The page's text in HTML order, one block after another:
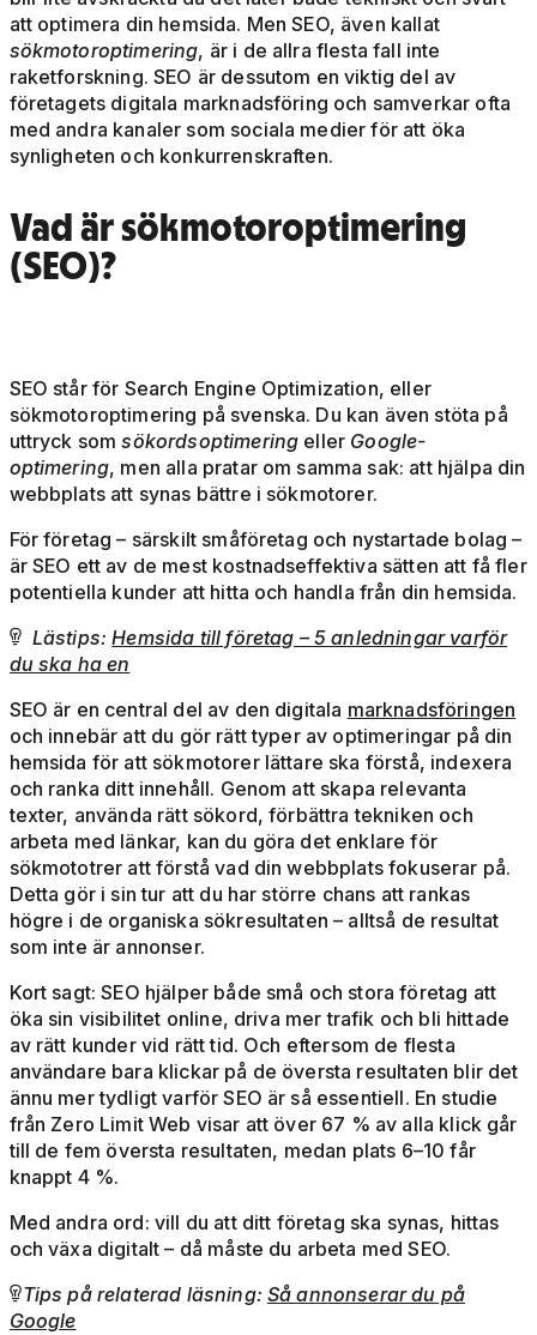
att optimera din hemsida. Men SEO, även kallat
sökmotoroptimering, är i de allra flesta fall inte
raketforskning. SEO är dessutom en viktig del av
företagets digitala marknadsföring och samverkar ofta
med andra kanaler som sociala medier för att öka
synligheten och konkurrenskraften.
Vad är sökmotoroptimering
(SEO)?
SEO står för Search Engine Optimization, eller
sökmotoroptimering på svenska. Du kan även stöta på
uttryck somsökordsoptimering eller Google-
optimering, men alla pratar om samma sak: att hjälpa din
webbplats att synas bättre i sökmotorer.
För företag – särskilt småföretag och nystartade bolag –
är SEO ett av de mest kostnadseffektiva sätten att få fler
potentiella kunder att hitta och handla från din hemsida.
 Lästips: Hemsida till företag – 5 anledningar varför
du ska ha en
SEO är en central del av den digitala marknadsföringen
och innebär att du gör rätt typer av optimeringar på din
hemsida för att sökmotorer lättare ska förstå, indexera
och ranka ditt innehåll. Genom att skapa relevanta
texter, använda rätt sökord, förbättra tekniken och
arbeta med länkar, kan du göra det enklare för
sökmototrer att förstå vad din webbplats fokuserar på.
Detta gör i sin tur att du har större chans att rankas
högre i de organiska sökresultaten – alltså de resultat
som inte är annonser.
Kort sagt: SEO hjälper både små och stora företag att
öka sin visibilitet online, driva mer trafik och bli hittade
av rätt kunder vid rätt tid. Och eftersom de flesta
användare bara klickar på de översta resultaten blir det
ännu mer tydligt varför SEO är så essentiell. En studie
från Zero Limit Web visar att över 67 % av alla klick går
till de fem översta resultaten, medan plats 6–10 får
knappt 4 %.
Med andra ord: vill du att ditt företag ska synas, hittas
och växa digitalt – då måste du arbeta med SEO.
Tips på relaterad läsning: Så annonserar du på
Google